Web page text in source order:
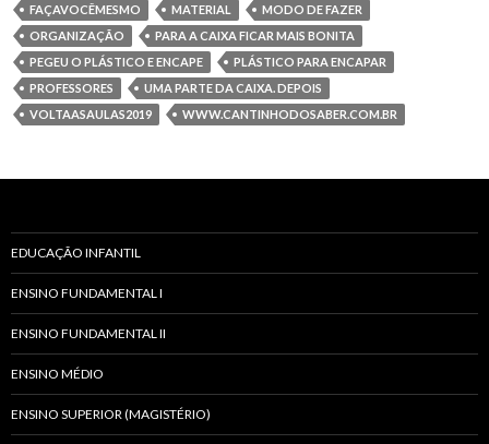
FAÇAVOCÊMESMO
MATERIAL
MODO DE FAZER
ORGANIZAÇÃO
PARA A CAIXA FICAR MAIS BONITA
PEGEU O PLÁSTICO E ENCAPE
PLÁSTICO PARA ENCAPAR
PROFESSORES
UMA PARTE DA CAIXA. DEPOIS
VOLTAASAULAS2019
WWW.CANTINHODOSABER.COM.BR
EDUCAÇÃO INFANTIL
ENSINO FUNDAMENTAL I
ENSINO FUNDAMENTAL II
ENSINO MÉDIO
ENSINO SUPERIOR (MAGISTÉRIO)